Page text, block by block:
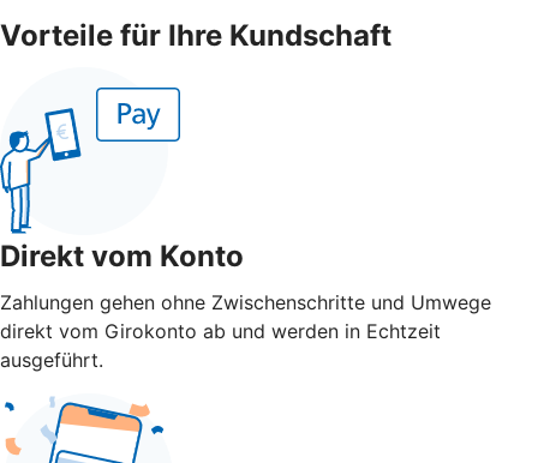
Vorteile für Ihre Kundschaft
Direkt vom Konto
Zahlungen gehen ohne Zwischenschritte und Umwege
direkt vom Girokonto ab und werden in Echtzeit
ausgeführt.